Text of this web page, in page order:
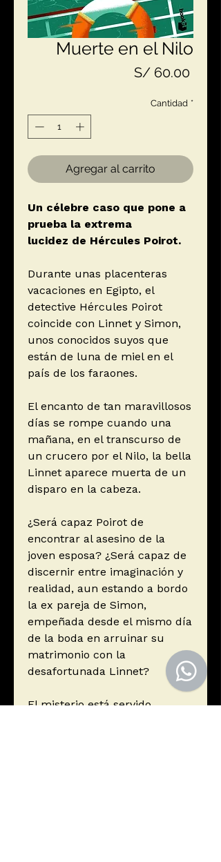
Muerte en el Nilo
S/ 60.00Precio
Cantidad *
Agregar al carrito
Un célebre caso que pone a
prueba la extrema
lucidez de Hércules Poirot.
Durante unas placenteras
vacaciones en Egipto, el
detective Hércules Poirot
coincide con Linnet y Simon,
unos conocidos suyos que
están de luna de miel en el
país de los faraones.
El encanto de tan maravillosos
días se rompe cuando una
mañana, en el transcurso de
un crucero por el Nilo, la bella
Linnet aparece muerta de un
disparo en la cabeza.
¿Será capaz Poirot de
encontrar al asesino de la
joven esposa? ¿Será capaz de
discernir entre imaginación y
realidad, aun estando a bordo
la ex pareja de Simon,
empeñada desde el mismo día
de la boda en arruinar su
matrimonio con la
desafortunada Linnet?
El misterio está servido.